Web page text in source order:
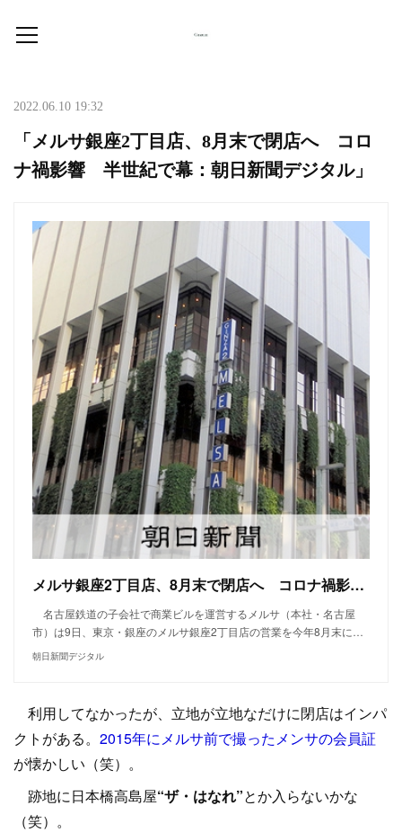
2022.06.10 19:32
「メルサ銀座2丁目店、8月末で閉店へ コロ
ナ禍影響 半世紀で幕：朝日新聞デジタル」
メルサ銀座2丁目店、8月末で閉店へ コロナ禍影響 半世紀で幕：朝日新聞デジタル
名古屋鉄道の子会社で商業ビルを運営するメルサ（本社・名古屋
市）は9日、東京・銀座のメルサ銀座2丁目店の営業を今年8月末に…
朝日新聞デジタル
利用してなかったが、立地が立地なだけに閉店はインパ
クトがある。 2015年にメルサ前で撮ったメンサの会員証
が懐かしい（笑）。
跡地に日本橋高島屋“ザ・はなれ”とか入らないかな
（笑）。